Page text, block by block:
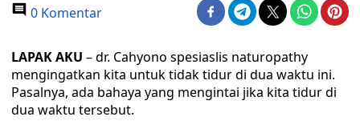
0 Komentar
LAPAK AKU – dr. Cahyono spesiaslis naturopathy
mengingatkan kita untuk tidak tidur di dua waktu ini.
Pasalnya, ada bahaya yang mengintai jika kita tidur di
dua waktu tersebut.